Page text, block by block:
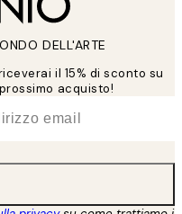
DELL'ARTE
il 15% di sconto su
acquisto!